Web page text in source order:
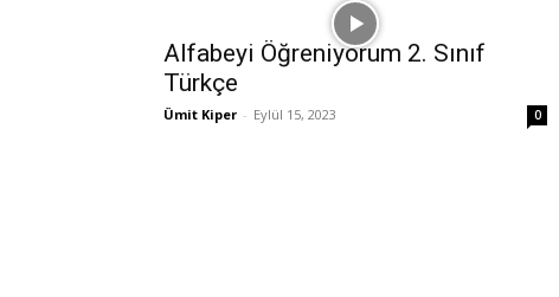
Alfabeyi Öğreniyorum 2. Sınıf
Türkçe
Ümit Kiper - Eylül 15, 2023 0